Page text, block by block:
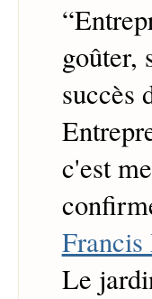
“
goûter,
succès
c'est
Le